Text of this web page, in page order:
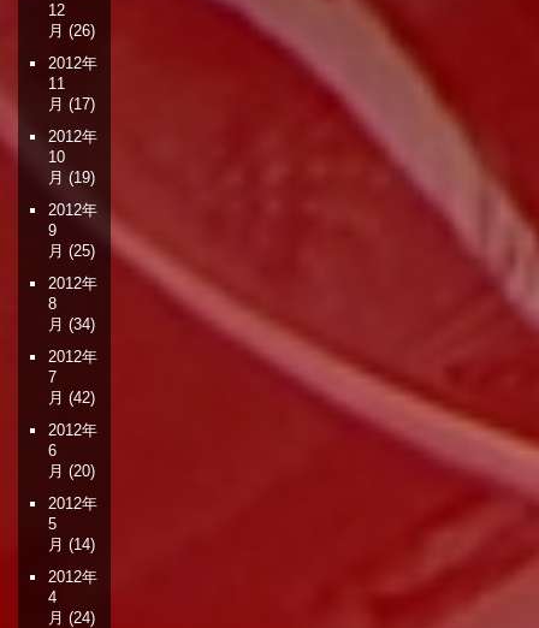
12
月 (26)
2012年
11
月 (17)
2012年
10
月 (19)
2012年
9
月 (25)
2012年
8
月 (34)
2012年
7
月 (42)
2012年
6
月 (20)
2012年
5
月 (14)
2012年
4
月 (24)